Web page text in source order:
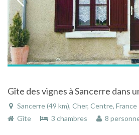
Gîte des vignes à Sancerre dans
Sancerre (49 km), Cher, Centre, France
Gîte
3 chambres 8